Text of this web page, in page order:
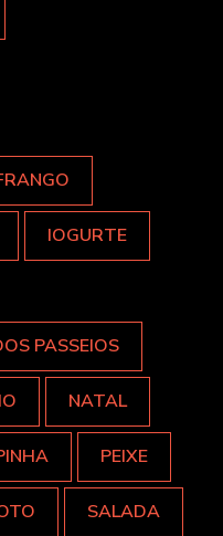
IOGURTE
PASSEIOS
NATAL
PEIXE
SALADA